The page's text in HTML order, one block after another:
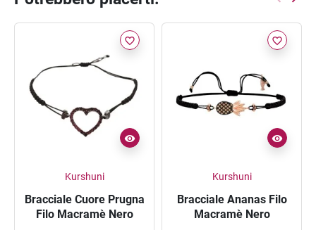
favorite_border
Kurshuni
Bracciale Cuore Prugna
Filo Macramè Nero
favorite_border
Kurshuni
Bracciale Ananas Filo
Macramè Nero